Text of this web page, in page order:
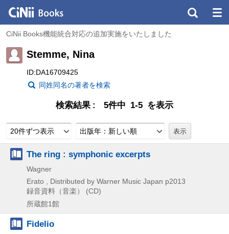
CiNii Books機能統合対応の追加実施をいたしました
Stemme, Nina
ID:DA16709425
同姓同名の著者を検索
検索結果 5件中 1-5 を表示
20件ずつ表示 出版年：新しい順
The ring : symphonic excerpts
Wagner
Erato , Distributed by Warner Music Japan p2013
録音資料（音楽） (CD)
所蔵館1館
Fidelio